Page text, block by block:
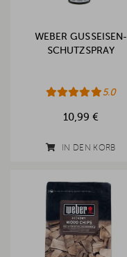
WEBER GUSSEISEN-
SCHUTZSPRAY
5.0
10,99 €
IN DEN KORB